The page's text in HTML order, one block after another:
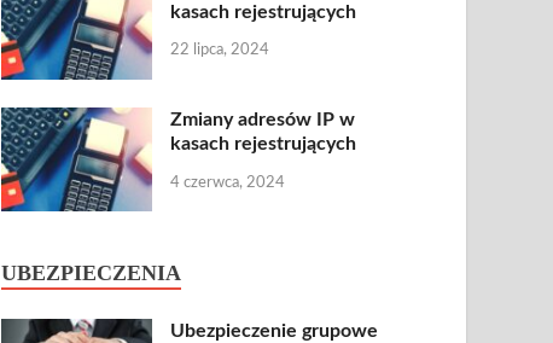
kasach rejestrujących
22 lipca, 2024
Zmiany adresów IP w
kasach rejestrujących
4 czerwca, 2024
UBEZPIECZENIA
Ubezpieczenie grupowe